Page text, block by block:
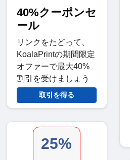
40%クーポンセ
ール
リンクをたどって、
KoalaPrintの期間限定
オファーで最大40%
割引を受けましょう
取引を得る
25%